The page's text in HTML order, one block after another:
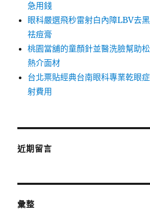
急用錢
眼科嚴選飛秒雷射白內障LBV去
祛痘膏
桃園當舖的童顏針並醫洗臉幫助
熱介面材
台北票貼經典台南眼科專業乾眼
射費用
近期留言
彙整